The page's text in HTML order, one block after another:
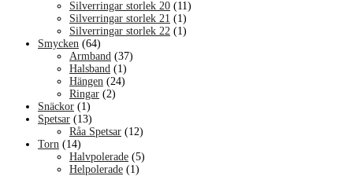
Silverringar storlek 20 (11)
Silverringar storlek 21 (1)
Silverringar storlek 22 (1)
Smycken (64)
Armband (37)
Halsband (1)
Hängen (24)
Ringar (2)
Snäckor (1)
Spetsar (13)
Råa Spetsar (12)
Torn (14)
Halvpolerade (5)
Helpolerade (1)